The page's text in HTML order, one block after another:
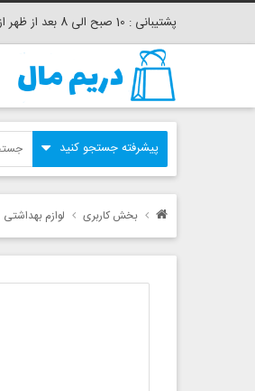
پشتیبانی : 10 صبح الی 8 بعد از ظهر از طریق تلفن 09039576277
بخش کاربری لوازم بهداشتی